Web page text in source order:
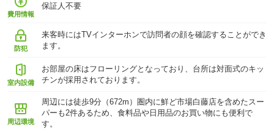
費用情報
保証人不要
防犯
来客時にはTVインターホンで訪問者の顔を確認することができ
ます。
室内設備
お部屋の床はフローリングとなっており、台所は対面式のキッ
チンが採用されております。
周辺環境
周辺には徒歩9分（672m）圏内に鮮ど市場白藤店を含めたスー
パーも2件あるため、食料品や日用品のお買い物にも便利で
す。